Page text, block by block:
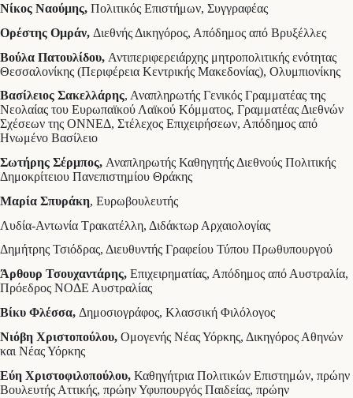
Νίκος Ναούμης, Πολιτικός Επιστήμων, Συγγραφέας
Ορέστης Ομράν, Διεθνής Δικηγόρος, Απόδημος από Βρυξέλλες
Βούλα Πατουλίδου, Αντιπεριφερειάρχης μητροπολιτικής ενότητας
Θεσσαλονίκης (Περιφέρεια Κεντρικής Μακεδονίας), Ολυμπιονίκης
Βασίλειος Σακελλάρης, Αναπληρωτής Γενικός Γραμματέας της
Νεολαίας του Ευρωπαϊκού Λαϊκού Κόμματος, Γραμματέας Διεθνών
Σχέσεων της ΟΝΝΕΔ, Στέλεχος Επιχειρήσεων, Απόδημος από
Ηνωμένο Βασίλειο
Σωτήρης Σέρμπος, Αναπληρωτής Καθηγητής Διεθνούς Πολιτικής
Δημοκρίτειου Πανεπιστημίου Θράκης
Μαρία Σπυράκη, Ευρωβουλευτής
Λυδία-Αντωνία Τρακατέλλη, Διδάκτωρ Αρχαιολογίας
Δημήτρης Τσιόδρας, Διευθυντής Γραφείου Τύπου Πρωθυπουργού
Άρθουρ Τσουχαντάρης, Επιχειρηματίας, Απόδημος από Αυστραλία,
Πρόεδρος ΝΟΔΕ Αυστραλίας
Βίκυ Φλέσσα, Δημοσιογράφος, Κλασσική Φιλόλογος
Νιόβη Χριστοπούλου, Ομογενής Νέας Υόρκης, Δικηγόρος Αθηνών
και Νέας Υόρκης
Εύη Χριστοφιλοπούλου, Καθηγήτρια Πολιτικών Επιστημών, πρώην
Βουλευτής Αττικής, πρώην Υφυπουργός Παιδείας, πρώην